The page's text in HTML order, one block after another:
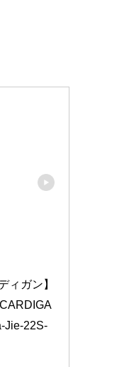
ィガン】
Jie-22S-